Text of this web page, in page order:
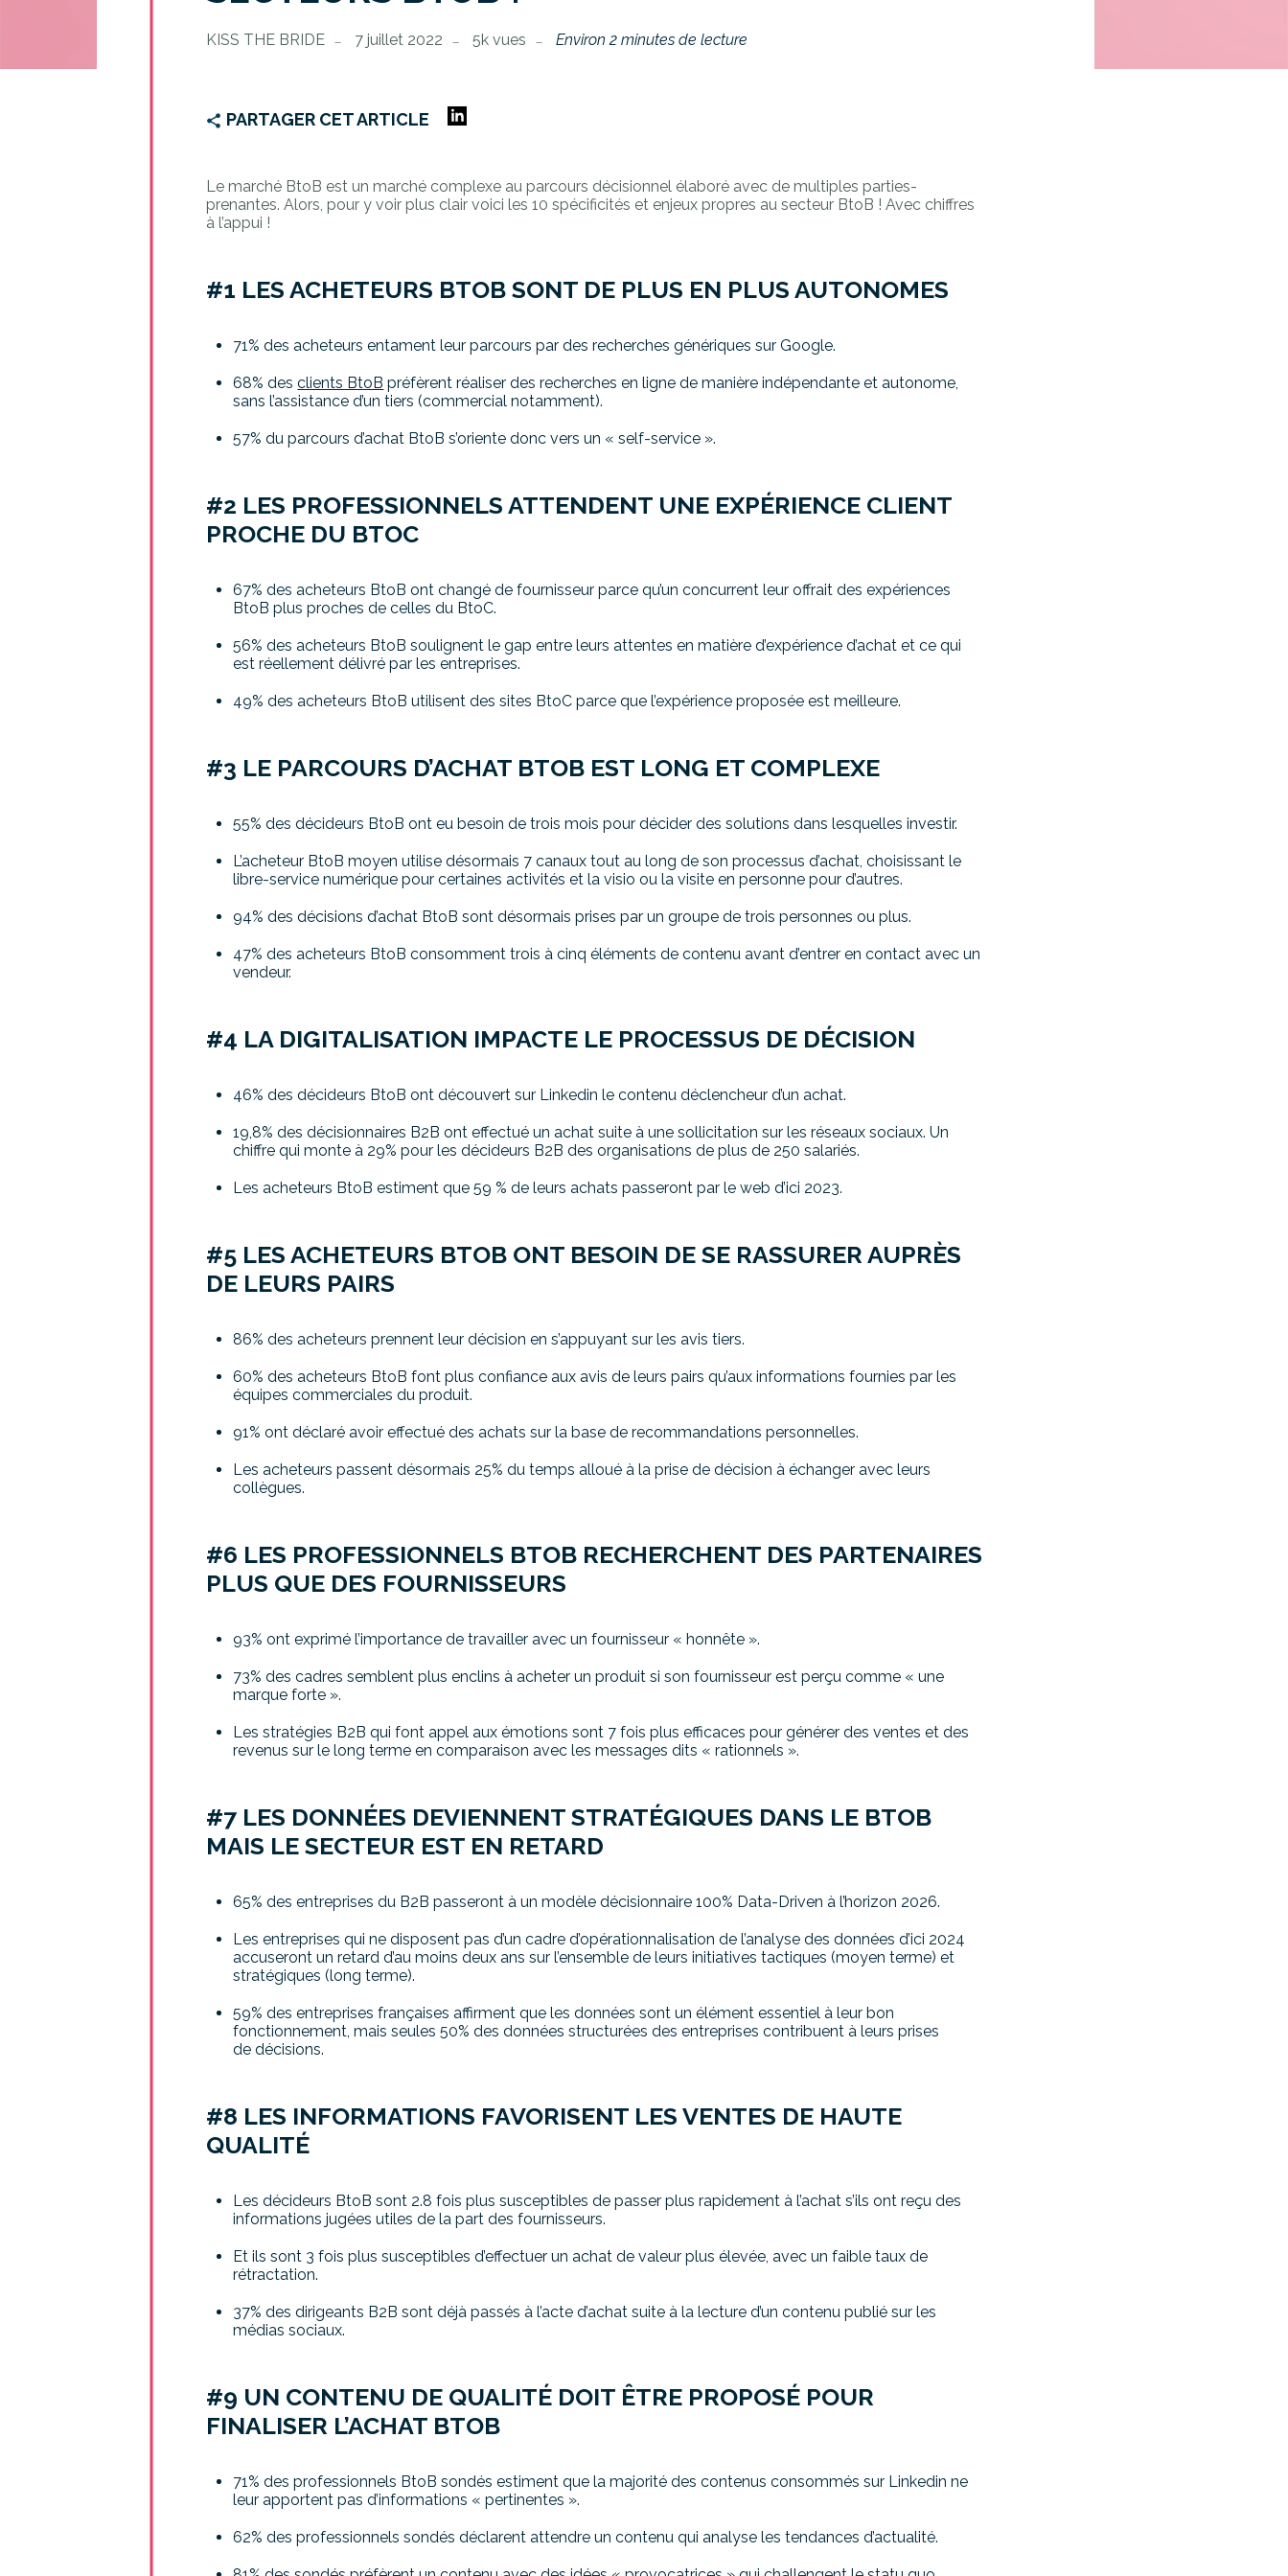
KISS THE BRIDE 7 juillet 2022 5k vues Environ 2 minutes de lecture
PARTAGER CET ARTICLE
Le marché BtoB est un marché complexe au parcours décisionnel élaboré avec de multiples parties-
prenantes. Alors, pour y voir plus clair voici les 10 spécificités et enjeux propres au secteur BtoB ! Avec chiffres
à l’appui !
#1 LES ACHETEURS BTOB SONT DE PLUS EN PLUS AUTONOMES
71% des acheteurs entament leur parcours par des recherches génériques sur Google.
68% desclients BtoB préfèrent réaliser des recherches en ligne de manière indépendante et autonome,
sans l’assistance d’un tiers (commercial notamment).
57% du parcours d’achat BtoB s’oriente donc vers un « self-service ».
#2 LES PROFESSIONNELS ATTENDENT UNE EXPÉRIENCE CLIENT
PROCHE DU BTOC
67% des acheteurs BtoB ont changé de fournisseur parce qu’un concurrent leur offrait des expériences
BtoB plus proches de celles du BtoC.
56% des acheteurs BtoB ​soulignent le gap entre leurs attentes en matière d’expérience d’achat ​et ce qui
est réellement délivré par les entreprises.​
49% des acheteurs BtoB utilisent des sites BtoC parce que l’expérience proposée est meilleure​.
#3 LE PARCOURS D’ACHAT BTOB EST LONG ET COMPLEXE
55% des décideurs BtoB ont eu besoin de trois mois pour décider des solutions dans lesquelles investir.
L’acheteur BtoB moyen utilise désormais 7 canaux tout au long de son processus d’achat, choisissant le
libre-service numérique pour certaines activités et la visio ou la visite en personne pour d’autres.
94% des décisions d’achat BtoB sont désormais prises par un groupe de trois personnes ou plus.
47% des acheteurs BtoB consomment trois à cinq éléments de contenu avant d’entrer en contact avec un
vendeur.
#4 LA DIGITALISATION IMPACTE LE PROCESSUS DE DÉCISION
46% des décideurs BtoB ont découvert sur Linkedin le contenu déclencheur d’un achat.
19,8% des décisionnaires B2B ont effectué un achat suite à une sollicitation sur les réseaux sociaux. Un
chiffre qui monte à 29% pour les décideurs B2B des organisations de plus de 250 salariés.
Les acheteurs BtoB estiment que 59 % de leurs achats passeront par le web d’ici 2023.
#5 LES ACHETEURS BTOB ONT BESOIN DE SE RASSURER AUPRÈS
DE LEURS PAIRS
86% des acheteurs prennent leur décision en s’appuyant sur les avis tiers.
60% des acheteurs BtoB font plus confiance aux avis de leurs pairs qu’aux informations fournies par les
équipes commerciales du produit.
91% ont déclaré avoir effectué des achats sur la base de recommandations personnelles.
Les acheteurs passent désormais 25% du temps alloué à la prise de décision à échanger avec leurs
collègues.
#6 LES PROFESSIONNELS BTOB RECHERCHENT DES PARTENAIRES
PLUS QUE DES FOURNISSEURS
93% ont exprimé l’importance de travailler avec un fournisseur « honnête ».
73% des cadres semblent plus enclins à acheter un produit si son fournisseur est perçu comme « une
marque forte ».
Les stratégies B2B qui font appel aux émotions sont 7 fois plus efficaces pour générer des ventes et des
revenus sur le long terme en comparaison avec les messages dits « rationnels ».
#7 LES DONNÉES DEVIENNENT STRATÉGIQUES DANS LE BTOB
MAIS LE SECTEUR EST EN RETARD
65% des entreprises du B2B passeront à un modèle décisionnaire 100% Data-Driven à l’horizon 2026.
Les entreprises qui ne disposent pas d’un cadre d’opérationnalisation de l’analyse des données d’ici 2024
accuseront un retard d’au moins deux ans sur l’ensemble de leurs initiatives tactiques (moyen terme) et
stratégiques (long terme).
59% des entreprises françaises affirment que les données sont un élément essentiel à leur bon
fonctionnement​, mais seules 50% des données structurées ​des entreprises contribuent à leurs prises
de décisions. ​​
#8 LES INFORMATIONS FAVORISENT LES VENTES DE HAUTE
QUALITÉ
Les décideurs BtoB sont 2.8 fois plus susceptibles de passer plus rapidement à l’achat s’ils ont reçu des
informations jugées utiles de la part des fournisseurs.
Et ils sont 3 fois plus susceptibles d’effectuer un achat de valeur plus élevée, avec un faible taux de
rétractation.
37% des dirigeants B2B sont déjà passés à l’acte d’achat suite à la lecture d’un contenu publié sur les
médias sociaux.
#9 UN CONTENU DE QUALITÉ DOIT ÊTRE PROPOSÉ POUR
FINALISER L’ACHAT BTOB
71% des professionnels BtoB sondés estiment que la majorité des contenus consommés sur Linkedin ne
leur apportent pas d’informations « pertinentes ».
62% des professionnels sondés déclarent attendre un contenu qui analyse les tendances d’actualité.